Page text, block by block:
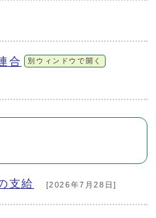
合 別ウィンドウで開く
支給 [2026年7月28日]